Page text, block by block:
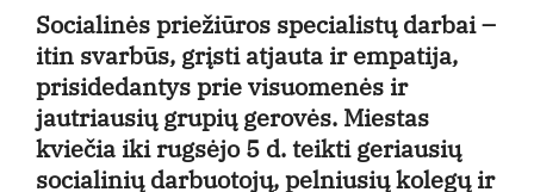
Socialinės priežiūros specialistų darbai –
itin svarbūs, grįsti atjauta ir empatija,
prisidedantys prie visuomenės ir
jautriausių grupių gerovės. Miestas
kviečia iki rugsėjo 5 d. teikti geriausių
socialinių darbuotojų, pelniusių kolegų ir